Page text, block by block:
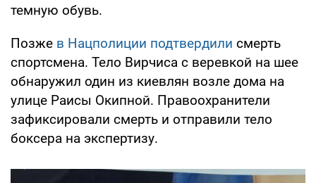
темную обувь.
Позже в Нацполиции подтвердили смерть
спортсмена. Тело Вирчиса с веревкой на шее
обнаружил один из киевлян возле дома на
улице Раисы Окипной. Правоохранители
зафиксировали смерть и отправили тело
боксера на экспертизу.